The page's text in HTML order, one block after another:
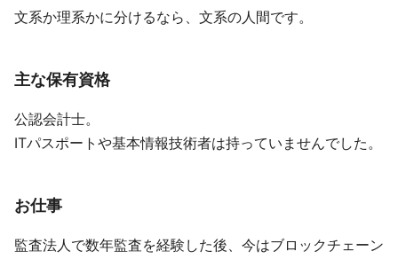
文系か理系かに分けるなら、文系の人間です。
主な保有資格
公認会計士。
ITパスポートや基本情報技術者は持っていませんでした。
お仕事
監査法人で数年監査を経験した後、今はブロックチェーン